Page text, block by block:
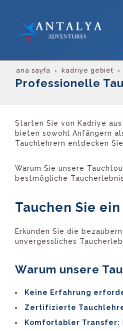
ana sayfa kadriye gebiet
Professionelle
Starten Sie von Kadriye
bieten sowohl Anfängern
Tauchlehrern entdecken
Warum Sie unsere
bestmögliche
Tauchen Sie
Erkunden Sie die
unvergessliches
Warum unsere
Keine Erfahrung
Zertifizierte
Komfortabler Transfer: